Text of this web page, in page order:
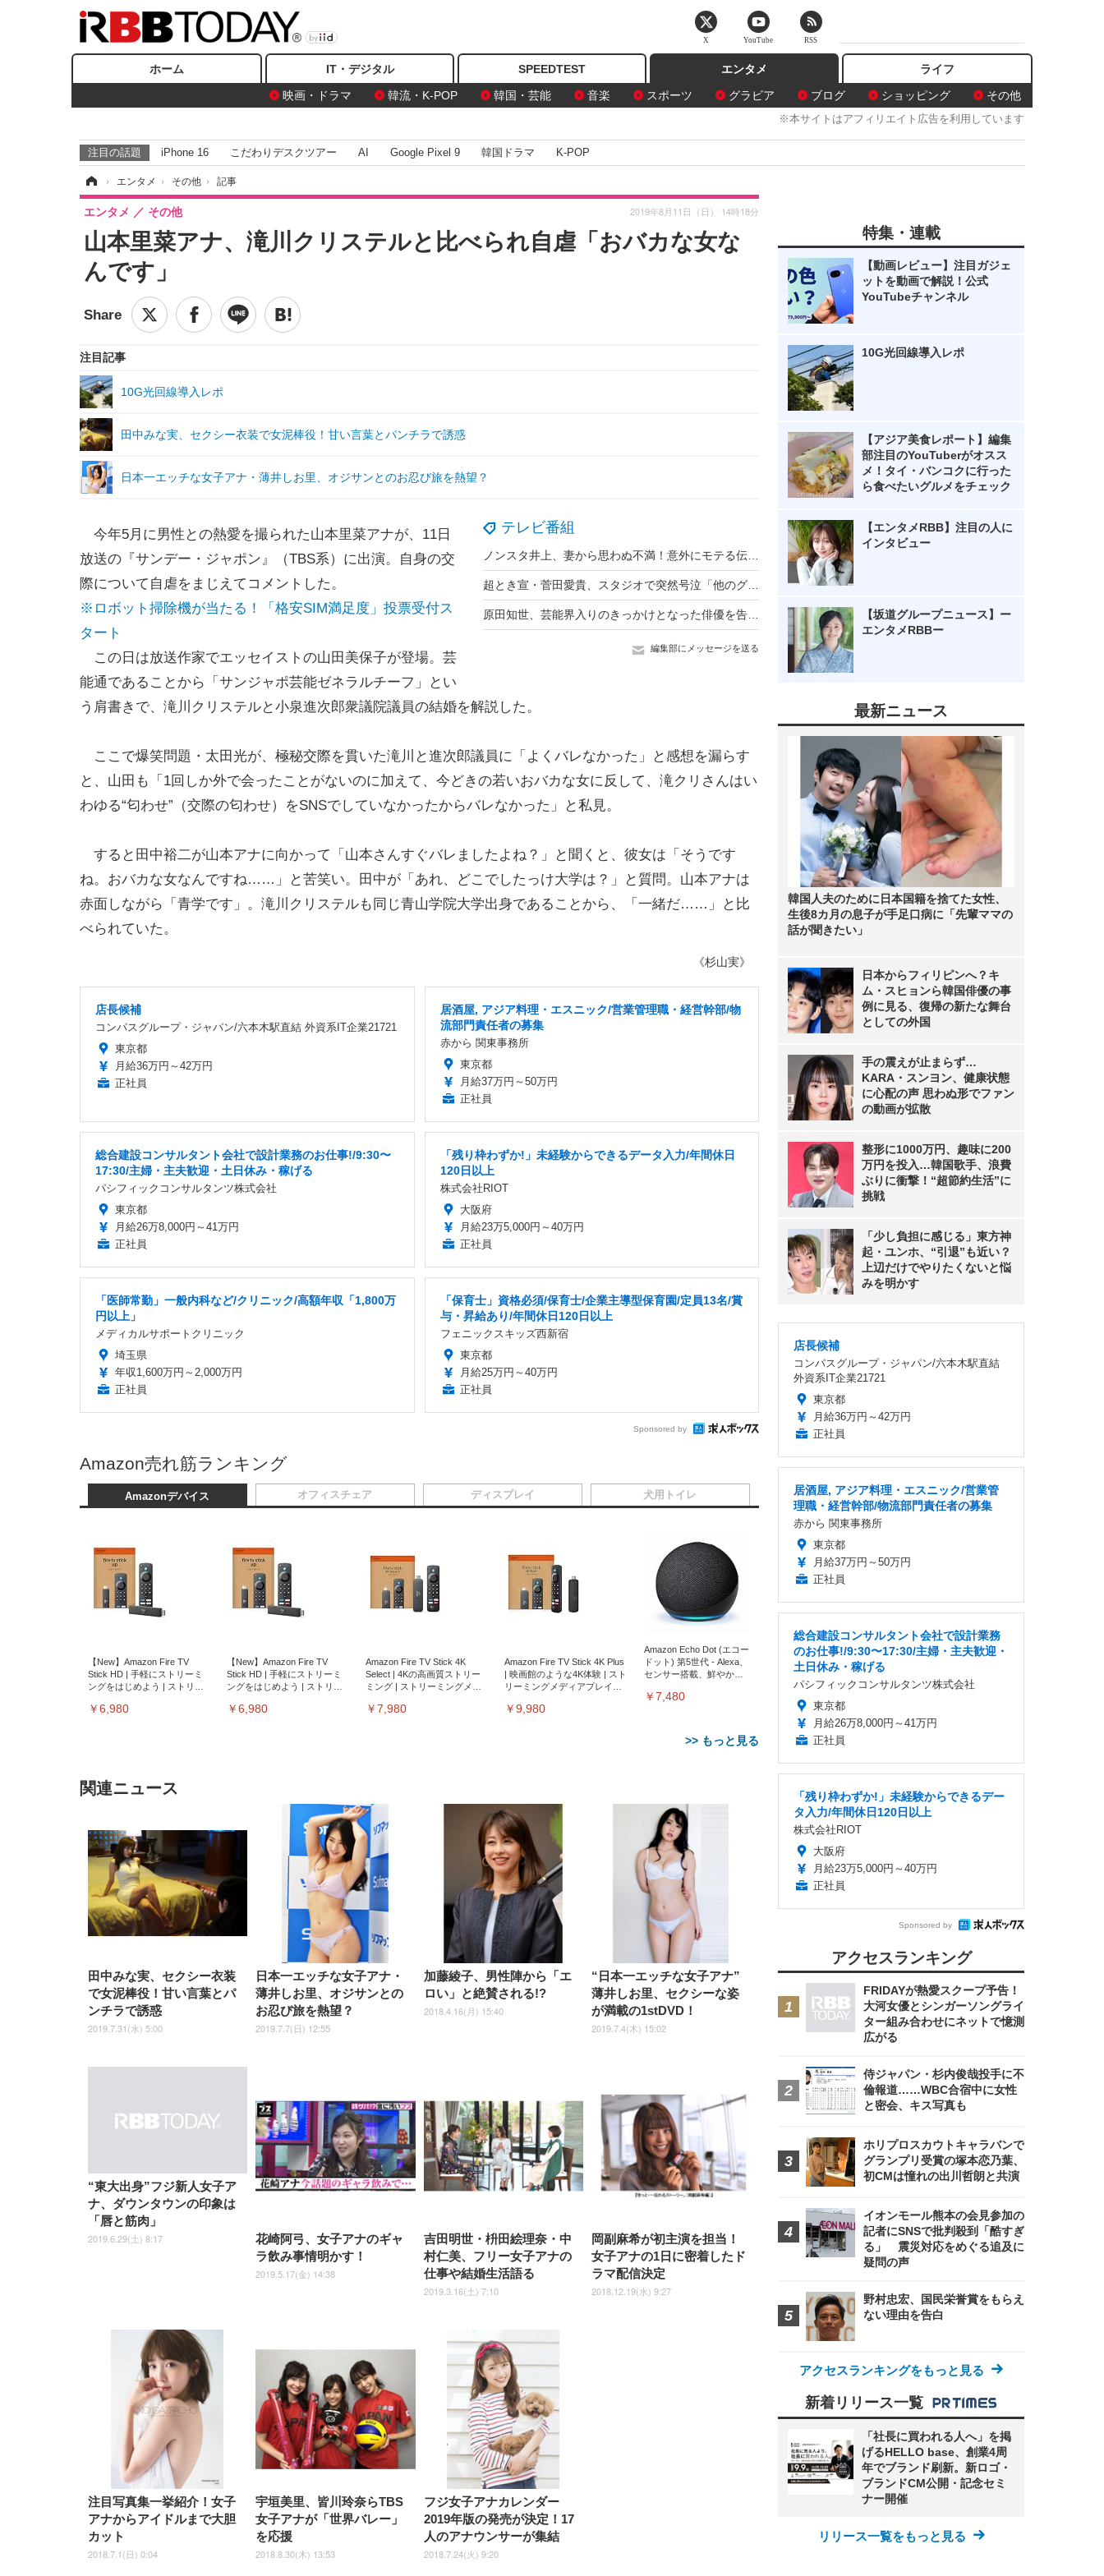
ホーム IT・デジタル SPEEDTEST
エンタメ
映画・ドラマ
韓流・K-POP 韓国・芸能 音楽 スポーツ グラビア ブログ ショッピング その他
ライフ
※本サイトはアフィリエイト広告を利用しています
注目の話題 iPhone 16 こだわりデスクツアー AI Google Pixel 9 韓国ドラマ K-POP
› エンタメ › その他 › 記事
山本里菜アナ、滝川クリステルと比べられ自虐「おバカな女な
んです」
エンタメ その他 2019年8月11日（日） 14時18分
注目記事
10G光回線導入レポ
田中みな実、セクシー衣装で女泥棒役！甘い言葉とパンチラで誘惑
日本一エッチな女子アナ・薄井しお里、オジサンとのお忍び旅を熱望？
テレビ番組
編集部にメッセージを送る
今年5月に男性との熱愛を撮られた山本里菜アナが、11日
放送の『サンデー・ジャポン』（TBS系）に出演。自身の交
際について自虐をまじえてコメントした。
※ロボット掃除機が当たる！「格安SIM満足度」投票受付ス
タート
この日は放送作家でエッセイストの山田美保子が登場。芸
能通であることから「サンジャポ芸能ゼネラルチーフ」とい
う肩書きで、滝川クリステルと小泉進次郎衆議院議員の結婚を解説した。
ここで爆笑問題・太田光が、極秘交際を貫いた滝川と進次郎議員に「よくバレなかった」と感想を漏らす
と、山田も「1回しか外で会ったことがないのに加えて、今どきの若いおバカな女に反して、滝クリさんはい
わゆる“匂わせ”（交際の匂わせ）をSNSでしていなかったからバレなかった」と私見。
すると田中裕二が山本アナに向かって「山本さんすぐバレましたよね？」と聞くと、彼女は「そうです
ね。おバカな女なんですね……」と苦笑い。田中が「あれ、どこでしたっけ大学は？」と質問。山本アナは
赤面しながら「青学です」。滝川クリステルも同じ青山学院大学出身であることから、「一緒だ……」と比
べられていた。
《杉山実》
店長候補
コンパスグループ・ジャパン/六本木駅直結 外資系IT企業21721
東京都
月給36万円～42万円
正社員
居酒屋, アジア料理・エスニック/営業管理職・経営幹部/物
流部門責任者の募集
赤から 関東事務所
東京都
月給37万円～50万円
正社員
総合建設コンサルタント会社で設計業務のお仕事!/9:30〜
17:30/主婦・主夫歓迎・土日休み・稼げる
パシフィックコンサルタンツ株式会社
東京都
月給26万8,000円～41万円
正社員
「残り枠わずか!」未経験からできるデータ入力/年間休日
120日以上
株式会社RIOT
大阪府
月給23万5,000円～40万円
正社員
「医師常勤」一般内科など/クリニック/高額年収「1,800万
円以上」
メディカルサポートクリニック
埼玉県
年収1,600万円～2,000万円
正社員
「保育士」資格必須/保育士/企業主導型保育園/定員13名/賞
与・昇給あり/年間休日120日以上
フェニックスキッズ西新宿
東京都
月給25万円～40万円
正社員
Sponsored by
Amazon売れ筋ランキング
Amazonデバイス
【New】Amazon Fire TV
Stick HD | 手軽にストリーミ
ングをはじめよう | ストリー
￥6,980
【New】Amazon Fire TV
Stick HD | 手軽にストリーミ
ングをはじめよう | ストリー
￥6,980
Amazon Fire TV Stick 4K
Select | 4Kの高画質ストリー
ミング | ストリーミングメデ
￥7,980
Amazon Fire TV Stick 4K Plus
| 映画館のような4K体験 | スト
リーミングメディアプレイヤ
￥9,980
Amazon Echo Dot (エコー
ドット) 第5世代 - Alexa、
センサー搭載、鮮やかな
￥7,480
>> もっと見る
オフィスチェア
[EdoErgo] オフィスチェア 椅
子 テレワーク 疲れない 跳ね
上げ式アームレスト コンパク
ト 約105度ロッキング pc 事務
ッシュ 在宅ワーク H-
WY01(黒網+黒枠+黒足)
SIHOO B100 オフィスチェア
／デスクチェア メッシュチェ
ア 人間工学 疲れない ブラッ
ク
Sezlife オフィスチェア デスク
チェア 疲れない テレワーク
チェア 強化バックレスト 30
度ロッキング機能 人間工学 椅
子 腰サポート 90度跳ね上げ
式アームレスト 3Dヘッドレス
ト ハンガー付き 高反発クッシ
ョン PCチェア 通気性メッシ
ュ ゲーミング/勉強/事務用 お
しゃれ パソコンチェア (ブラ
￥7,680
Sezlife オフィスチェア デスク
チェア 疲れない テレワーク
チェア 強化バックレスト 30度
ロッキング機能 人間工学 椅子
腰サポート 90度跳ね上げ式ア
ームレスト 3Dヘッドレスト
ハンガー付き 高反発クッショ
ン PCチェア 通気性メッシュ
ゲーミング/勉強/事務用 おし
ゃれ パソコンチェア (ホワイ
￥7,680
ANDWINT オフィスチェ
ア デスクチェア 肘なし メ
ッシュ 通気性 ランバーサ
ポート付き 腰サポート ガ
ス圧無段階昇降 360度回
転 キャスター付き コンパ
クト 幅52×奥行58.5×高さ
84～96cm テレワーク 在
宅勤務 ブラック
￥4,139
ディスプレイ
EIZO ビジネス向けプレミア
ムモニター | FlexScan
EV3240X-WT | 31.5型4K
UHD・USB Type-C・ホワイ
￥105,595
EIZO ビジネス向けプレミア
ムモニター | FlexScan
EV2740X-WT | 27.0型4K
UHD・USB Type-C・ホワイ
【純正品】27"ゲーミングモ
ニター DualSense 充電フッ
ク付き（CFI-ZDM1J）
￥49,979
【整備済み品】Dell
E2724HS 27インチ 液晶モ
ニター フル
HD（1920×1080）VA 非光
沢 HDMI/DisplayPort/VGA
スピーカー内蔵 高さ調整 ス
イベル VESA対応
ComfortView ビジネス向け
￥15,800
【MiniLED/24.5inch/280Hz/FHD】
GRAPHT THE SHOOTER
Gaming Monitor 24” Essential ゲ
ーミングモニター QD 24.5インチ
1ms FHD 量子ドット 残像低減 (3
年保証 | 輝点保証 | 日本メーカー)
￥34,980
犬用トイレ
Amazonベーシック ペットシ
ーツ 薄型 レギュラー 1回使い
捨て 無香料 ホワイト 300枚
Amazonベーシック ペットシ
ーツ 厚型 ワイド 42枚x2袋(84
枚) ホワイト(吸収面:ライトブ
ルー)
ネオ・ルーライフ ネオ・オム
ツ L 中型犬用 26枚入り 単品
￥1,800
Smart Basic(スマートベーシ
ック) 【Amazon.co.jp限定】
Smart Basic アイリスオーヤマ
ペットシーツ 超厚型 お徳用
ワイド 100枚入 (x 1) (ケース
販売)
￥3,670
アイリスオーヤマ ペット
シーツ 超厚型 お徳用 レギ
ュラー 200枚入
【Amazon.co.jp限定】
￥3,731
関連ニュース
田中みな実、セクシー衣装
で女泥棒役！甘い言葉とパ
ンチラで誘惑
2019.7.31(水) 5:00
日本一エッチな女子アナ・
薄井しお里、オジサンとの
お忍び旅を熱望？
2019.7.7(日) 12:55
加藤綾子、男性陣から「エ
ロい」と絶賛される!?
2018.4.16(月) 15:40
“日本一エッチな女子アナ”
薄井しお里、セクシーな姿
が満載の1stDVD！
2019.7.4(木) 15:02
“東大出身”フジ新人女子ア
ナ、ダウンタウンの印象は
「唇と筋肉」
2019.6.29(土) 8:17
花崎阿弓、女子アナのギャ
ラ飲み事情明かす！
2019.5.17(金) 14:38
吉田明世・枡田絵理奈・中
村仁美、フリー女子アナの
仕事や結婚生活語る
2019.3.16(土) 7:10
岡副麻希が初主演を担当！
女子アナの1日に密着したド
ラマ配信決定
2018.12.19(水) 9:27
注目写真集一挙紹介！女子
アナからアイドルまで大胆
カット
2018.7.1(日) 0:04
宇垣美里、皆川玲奈らTBS
女子アナが「世界バレー」
を応援
2018.8.30(木) 13:53
フジ女子アナカレンダー
2019年版の発売が決定！17
人のアナウンサーが集結
2018.7.24(火) 9:20
特集・連載
【動画レビュー】注目ガジェ
ットを動画で解説！公式
YouTubeチャンネル
10G光回線導入レポ
【アジア美食レポート】編集
部注目のYouTuberがオスス
メ！タイ・バンコクに行った
ら食べたいグルメをチェック
【エンタメRBB】注目の人に
インタビュー
【坂道グループニュース】ー
エンタメRBBー
最新ニュース
韓国人夫のために日本国籍を捨てた女性、
生後8カ月の息子が手足口病に「先輩ママの
話が聞きたい」
日本からフィリピンへ？キ
ム・スヒョンら韓国俳優の事
例に見る、復帰の新たな舞台
としての外国
手の震えが止まらず…
KARA・スンヨン、健康状態
に心配の声 思わぬ形でファン
の動画が拡散
整形に1000万円、趣味に200
万円を投入…韓国歌手、浪費
ぶりに衝撃！“超節約生活”に
挑戦
「少し負担に感じる」東方神
起・ユンホ、“引退”も近い？
上辺だけでやりたくないと悩
みを明かす
店長候補
コンパスグループ・ジャパン/六本木駅直結
外資系IT企業21721
東京都
月給36万円～42万円
正社員
居酒屋, アジア料理・エスニック/営業管
理職・経営幹部/物流部門責任者の募集
赤から 関東事務所
東京都
月給37万円～50万円
正社員
総合建設コンサルタント会社で設計業務
のお仕事!/9:30〜17:30/主婦・主夫歓迎・
土日休み・稼げる
パシフィックコンサルタンツ株式会社
東京都
月給26万8,000円～41万円
正社員
「残り枠わずか!」未経験からできるデー
タ入力/年間休日120日以上
株式会社RIOT
大阪府
月給23万5,000円～40万円
正社員
Sponsored by
アクセスランキング
FRIDAYが熱愛スクープ予告！
大河女優とシンガーソングライ
ター組み合わせにネットで憶測
広がる
侍ジャパン・杉内俊哉投手に不
倫報道……WBC合宿中に女性
と密会、キス写真も
ホリプロスカウトキャラバンで
グランプリ受賞の塚本恋乃葉、
初CMは憧れの出川哲朗と共演
イオンモール熊本の会見参加の
記者にSNSで批判殺到「酷すぎ
る」 震災対応をめぐる追及に
疑問の声
野村忠宏、国民栄誉賞をもらえ
ない理由を告白
アクセスランキングをもっと見る
新着リリース一覧
「社長に買われる人へ」を掲
げるHELLO base、創業4周
年でブランド刷新。新ロゴ・
ブランドCM公開・記念セミ
ナー開催
リリース一覧をもっと見る
X YouTube RSS